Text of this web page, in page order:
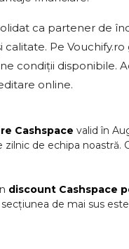
ca partener de
Pe
condiții disponibile.
online.
Cashspace valid în
zilnic de echipa noastră.
discount Cashspace
de mai sus